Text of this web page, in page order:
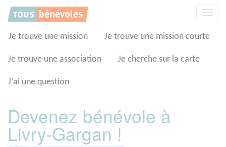
Je trouve une mission Je trouve une mission courte
Je trouve une association Je cherche sur la carte
J'ai une question
Devenez bénévole à
Livry-Gargan !
Panneau de gestion des cookies